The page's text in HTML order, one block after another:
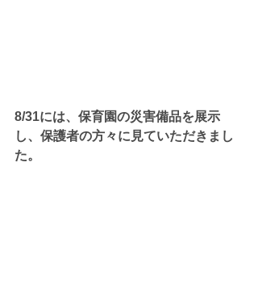
8/31には、保育園の災害備品を展示
し、保護者の方々に見ていただきまし
た。